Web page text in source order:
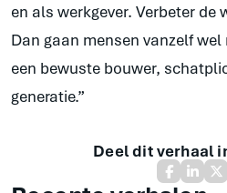
en als werkgever. Verbeter de
Dan gaan mensen vanzelf wel
een bewuste bouwer,
generatie.”
Deel dit verhaal